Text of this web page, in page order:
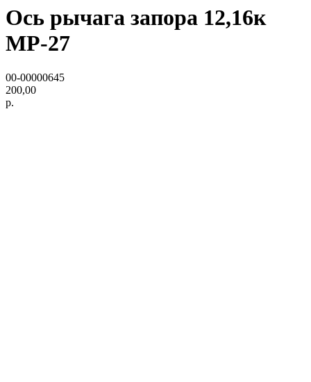
Ось рычага запора 12,16к
МР-27
00-00000645
200,00
р.